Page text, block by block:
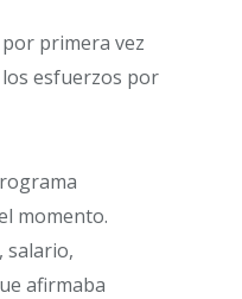
primera vez
esfuerzos por
momento.
salario,
afirmaba